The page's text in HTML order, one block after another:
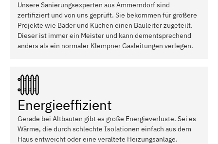
Unsere Sanierungsexperten aus Ammerndorf sind
zertifiziert und von uns geprüft. Sie bekommen für größere
Projekte wie Bäder und Küchen einen Bauleiter zugeteilt.
Dieser ist immer ein Meister und kann dementsprechend
anders als ein normaler Klempner Gasleitungen verlegen.
Energieeffizient
Gerade bei Altbauten gibt es große Energieverluste. Sei es
Wärme, die durch schlechte Isolationen einfach aus dem
Haus entweicht oder eine veraltete Heizungsanlage.